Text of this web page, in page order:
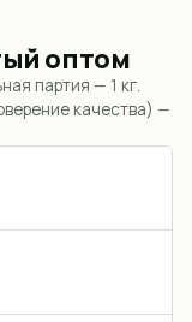
оптом
партия — 1 кг.
качества) —